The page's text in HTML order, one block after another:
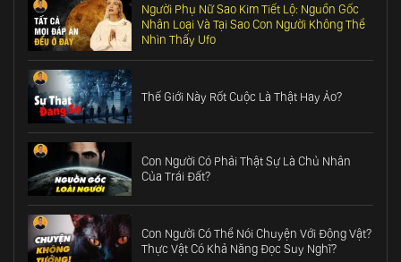
Người Phụ Nữ Sao Kim Tiết Lộ: Nguồn Gốc
Nhân Loại Và Tại Sao Con Người Không Thể
Nhìn Thấy Ufo
Thế Giới Này Rốt Cuộc Là Thật Hay Ảo?
Con Người Có Phải Thật Sự Là Chủ Nhân
Của Trái Đất?
Con Người Có Thể Nói Chuyện Với Động Vật?
Thực Vật Có Khả Năng Đọc Suy Nghĩ?